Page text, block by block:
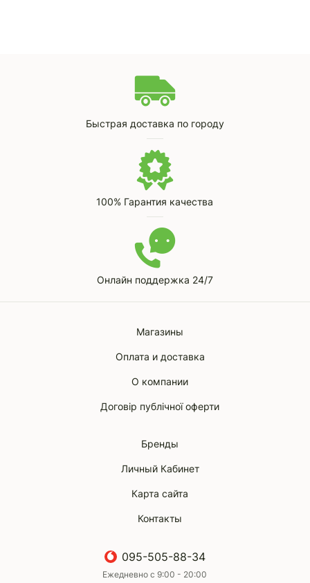
Быстрая доставка по городу
100% Гарантия качества
Онлайн поддержка 24/7
Магазины
Оплата и доставка
О компании
Договір публічної оферти
Бренды
Личный Кабинет
Карта сайта
Контакты
095-505-88-34
Ежедневно с 9:00 - 20:00